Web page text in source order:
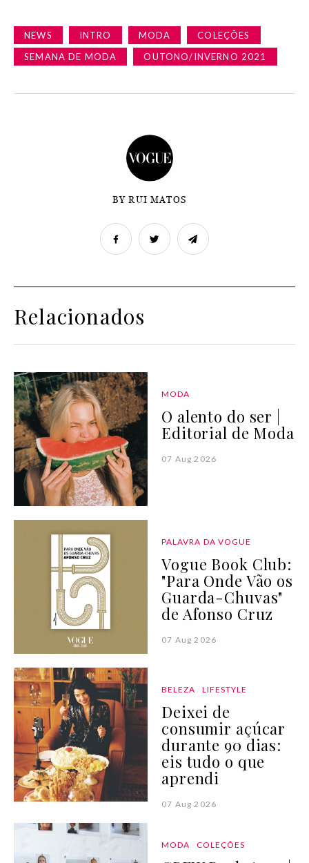
NEWS INTRO MODA
COLEÇÕES
SEMANA DE MODA
OUTONO/INVERNO 2021
BY RUI MATOS
Relacionados
MODA
O alento do ser |
Editorial de Moda
07 Aug 2026
PALAVRA DA VOGUE
Vogue Book Club:
"Para Onde Vão os
Guarda-Chuvas"
de Afonso Cruz
07 Aug 2026
BELEZA LIFESTYLE
Deixei de
consumir açúcar
durante 90 dias:
eis tudo o que
aprendi
07 Aug 2026
MODA COLEÇÕES